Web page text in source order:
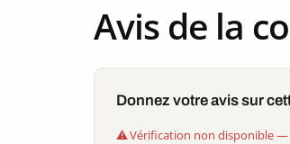
Avis de la
Donnez votre avis sur
Vérification non disponible —